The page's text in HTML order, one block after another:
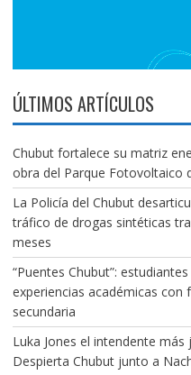
ÚLTIMOS ARTÍCULOS
Chubut fortalece su matriz
obra del Parque Fotovoltaico
La Policía del Chubut
tráfico de drogas sintéticas
meses
“Puentes Chubut”:
experiencias académicas con
secundaria
Luka Jones el intendente
Despierta Chubut junto a